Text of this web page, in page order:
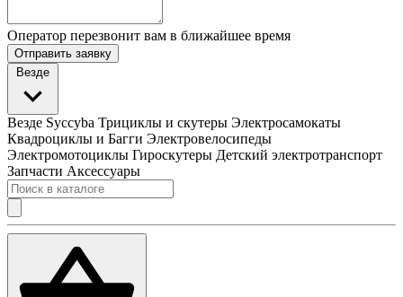
Оператор перезвонит вам в ближайшее время
Отправить заявку
Везде
Везде Syccyba Трициклы и скутеры Электросамокаты
Квадроциклы и Багги Электровелосипеды
Электромотоциклы Гироскутеры Детский электротранспорт
Запчасти Аксессуары